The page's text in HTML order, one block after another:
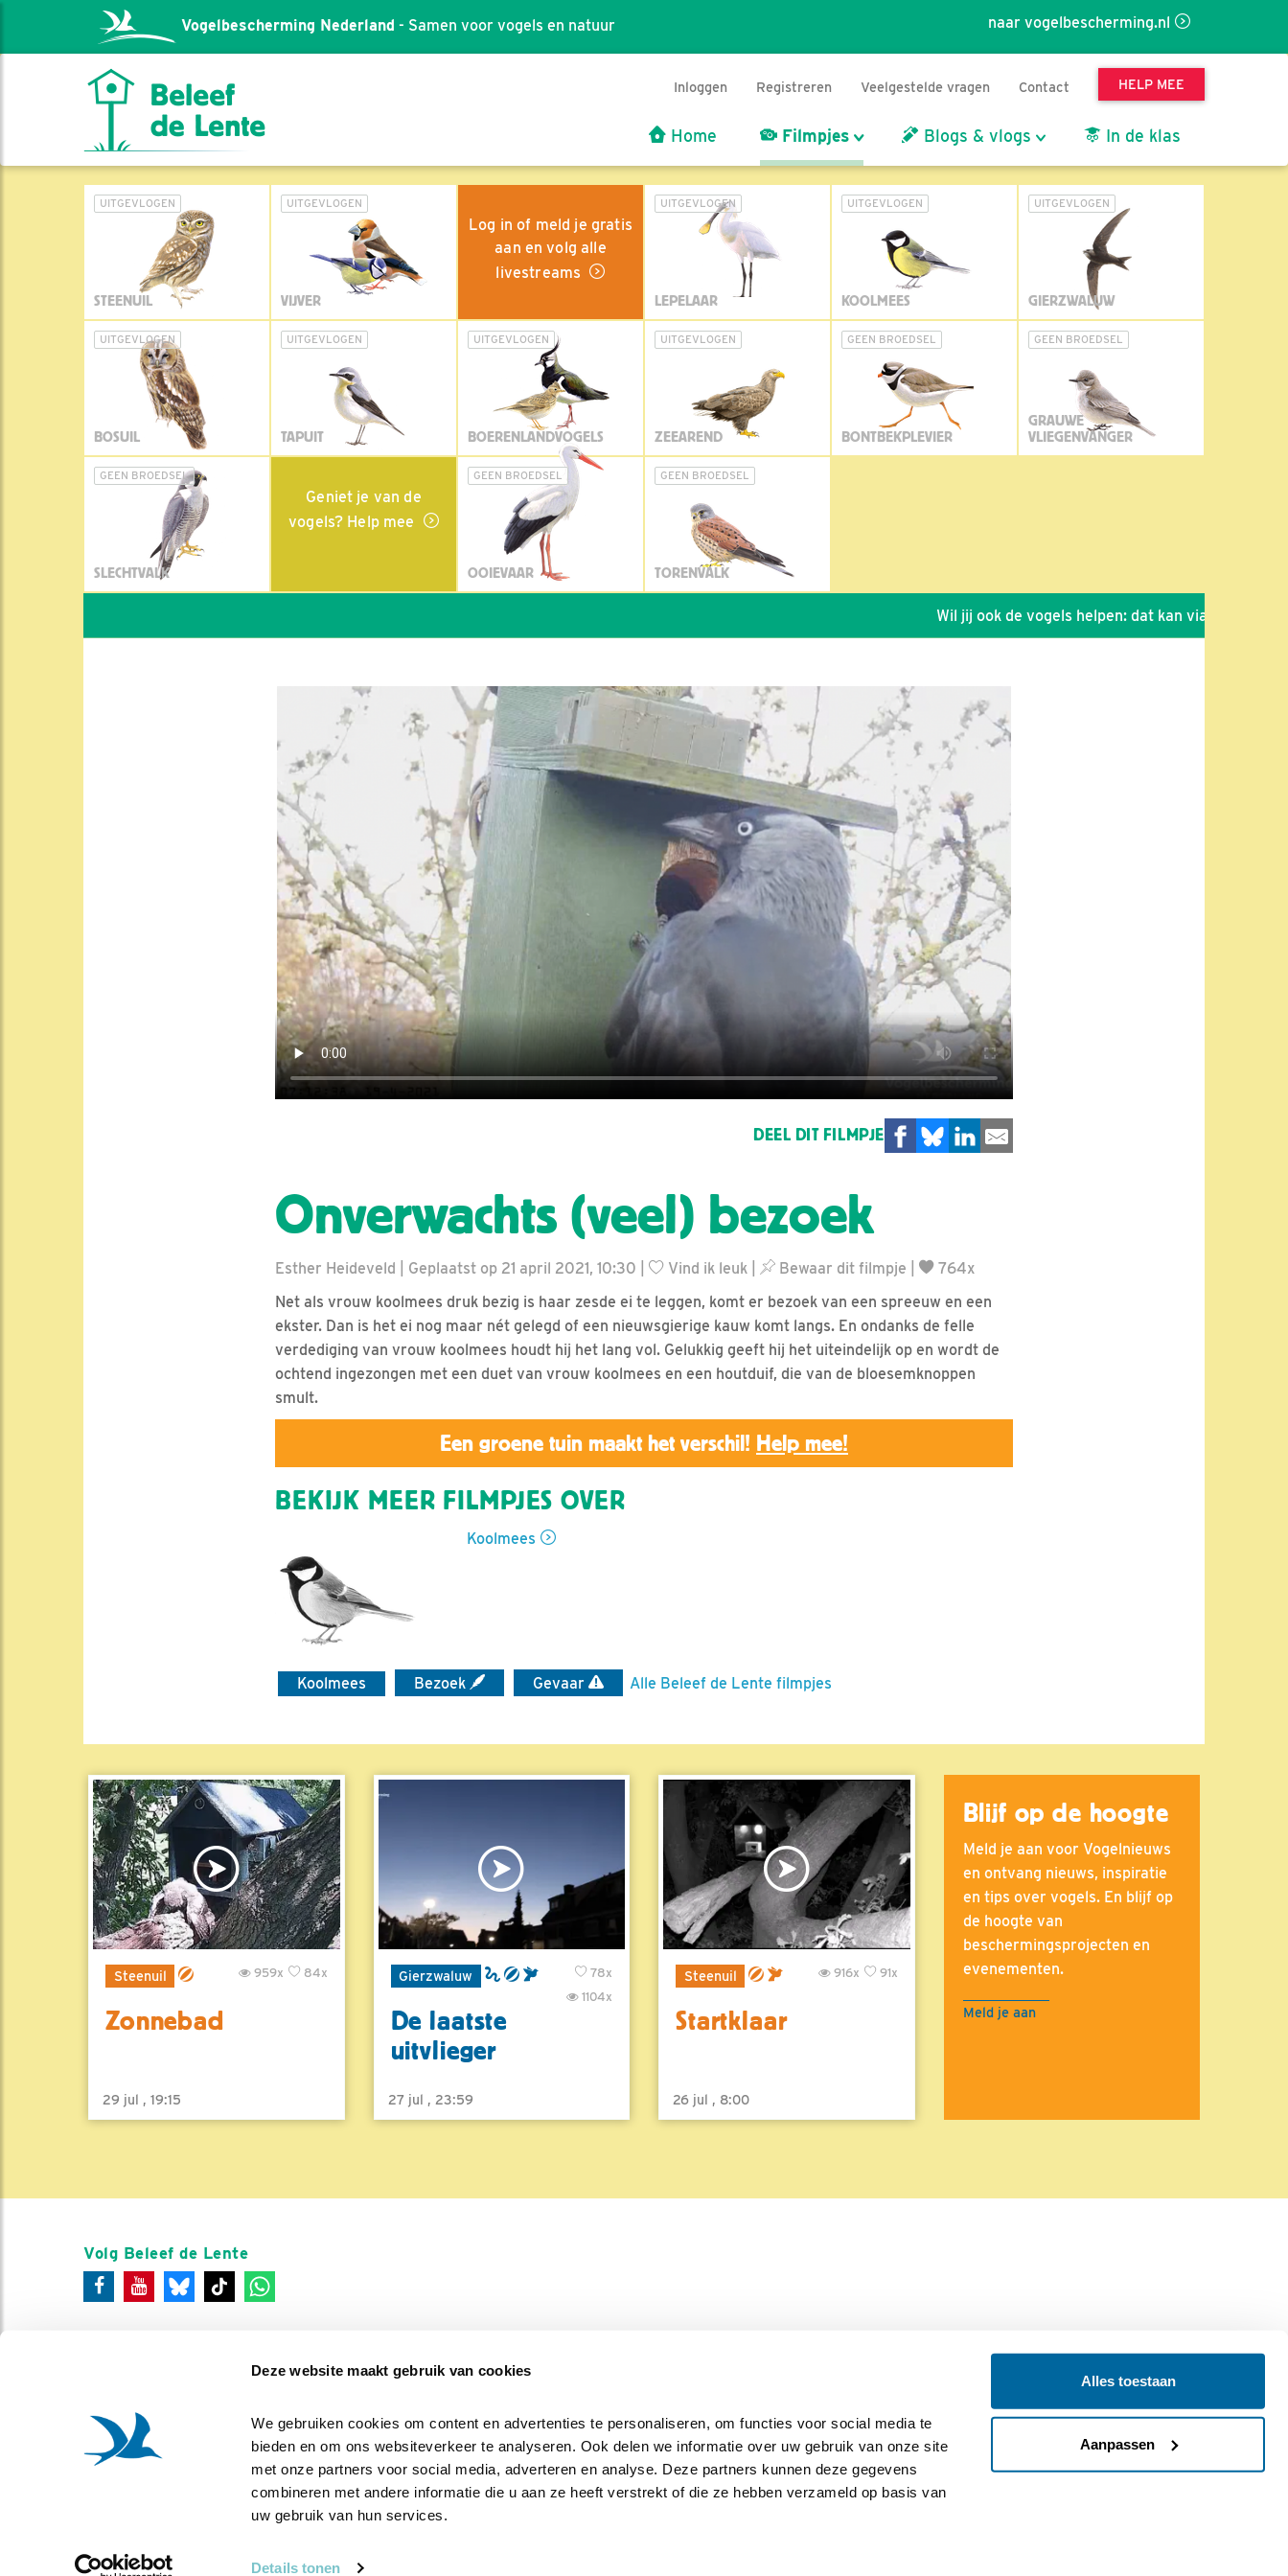
Deze website maakt gebruik van cookies
We gebruiken cookies om content en advertenties te personaliseren, om functies voor social media te
bieden en om ons websiteverkeer te analyseren. Ook delen we informatie over uw gebruik van onze site
met onze partners voor social media, adverteren en analyse. Deze partners kunnen deze gegevens
combineren met andere informatie die u aan ze heeft verstrekt of die ze hebben verzameld op basis van
uw gebruik van hun services.
Details tonen
Alles toestaan
Aanpassen
naar vogelbescherming.nl
Vogelbescherming Nederland - Samen voor vogels en natuur
Inloggen Registreren Veelgestelde vragen Contact HELP MEE
Home Filmpjes Blogs & vlogs In de klas
UITGEVLOGEN
STEENUIL
UITGEVLOGEN
VIJVER
Log in of meld je gratis
aan en volg alle
livestreams
UITGEVLOGEN
LEPELAAR
UITGEVLOGEN
KOOLMEES
UITGEVLOGEN
GIERZWALUW
UITGEVLOGEN
BOSUIL
UITGEVLOGEN
TAPUIT
UITGEVLOGEN
BOERENLANDVOGELS
UITGEVLOGEN
ZEEAREND
GEEN BROEDSEL
BONTBEKPLEVIER
GEEN BROEDSEL
GRAUWE
VLIEGENVANGER
GEEN BROEDSEL
SLECHTVALK
Geniet je van de
vogels? Help mee
GEEN BROEDSEL
OOIEVAAR
GEEN BROEDSEL
TORENVALK
Wil jij ook de vogels helpen: dat kan via de link!
DEEL DIT FILMPJE
Onverwachts (veel) bezoek
Esther Heideveld | Geplaatst op 21 april 2021, 10:30 | Vind ik leuk Bewaar dit filmpje
764x
Net als vrouw koolmees druk bezig is haar zesde ei te leggen, komt er bezoek van een spreeuw en een
ekster. Dan is het ei nog maar nét gelegd of een nieuwsgierige kauw komt langs. En ondanks de felle
verdediging van vrouw koolmees houdt hij het lang vol. Gelukkig geeft hij het uiteindelijk op en wordt de
ochtend ingezongen met een duet van vrouw koolmees en een houtduif, die van de bloesemknoppen
smult.
Een groene tuin maakt het verschil! Help mee!
BEKIJK MEER FILMPJES OVER
Koolmees
Koolmees Bezoek Gevaar Alle Beleef de Lente filmpjes
Steenuil 84x
959x
Zonnebad
29 jul , 19:15
Gierzwaluw
78x
1104x
De laatste
uitvlieger
27 jul , 23:59
Steenuil 91x
916x
Startklaar
26 jul , 8:00
Blijf op de hoogte
Meld je aan voor Vogelnieuws
en ontvang nieuws, inspiratie
en tips over vogels. En blijf op
de hoogte van
beschermingsprojecten en
evenementen.
Meld je aan
Volg Beleef de Lente
Colofon